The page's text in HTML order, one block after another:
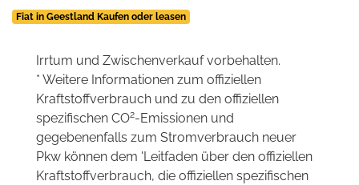
Fiat in Geestland Kaufen oder leasen
Irrtum und Zwischenverkauf vorbehalten.
* Weitere Informationen zum offiziellen
Kraftstoffverbrauch und zu den offiziellen
spezifischen CO2-Emissionen und
gegebenenfalls zum Stromverbrauch neuer
Pkw können dem 'Leitfaden über den offiziellen
Kraftstoffverbrauch, die offiziellen spezifischen